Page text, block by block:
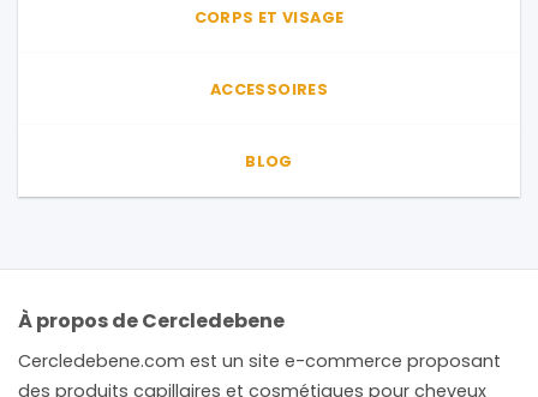
CORPS ET VISAGE
ACCESSOIRES
BLOG
À propos de Cercledebene
Cercledebene.com est un site e-commerce proposant
des produits capillaires et cosmétiques pour cheveux